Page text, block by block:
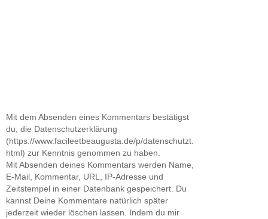
Mit dem Absenden eines Kommentars bestätigst
du, die Datenschutzerklärung
(https://www.facileetbeaugusta.de/p/datenschutzt.
html) zur Kenntnis genommen zu haben.
Mit Absenden deines Kommentars werden Name,
E-Mail, Kommentar, URL, IP-Adresse und
Zeitstempel in einer Datenbank gespeichert. Du
kannst Deine Kommentare natürlich später
jederzeit wieder löschen lassen. Indem du mir